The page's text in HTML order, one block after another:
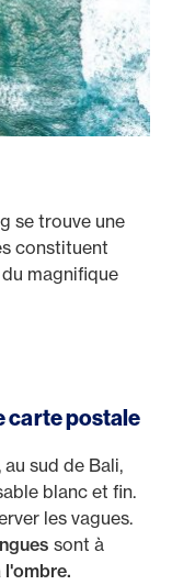
se trouve une
constituent
magnifique
carte postale
sud de Bali,
blanc et fin.
les vagues.
sont à
l'ombre.